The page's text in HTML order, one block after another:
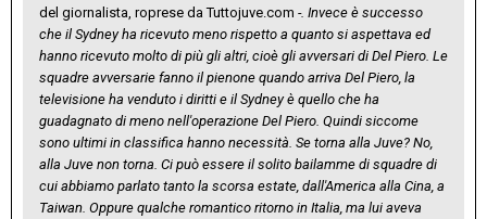
del giornalista, roprese da Tuttojuve.com -. Invece è successo
che il Sydney ha ricevuto meno rispetto a quanto si aspettava ed
hanno ricevuto molto di più gli altri, cioè gli avversari di Del Piero. Le
squadre avversarie fanno il pienone quando arriva Del Piero, la
televisione ha venduto i diritti e il Sydney è quello che ha
guadagnato di meno nell'operazione Del Piero. Quindi siccome
sono ultimi in classifica hanno necessità. Se torna alla Juve? No,
alla Juve non torna. Ci può essere il solito bailamme di squadre di
cui abbiamo parlato tanto la scorsa estate, dall'America alla Cina, a
Taiwan. Oppure qualche romantico ritorno in Italia, ma lui aveva